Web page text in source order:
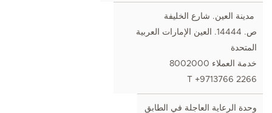
مدينة العين. شارع الخليفة
ص. 14444. العين الإمارات العربية
المتحدة
خدمة العملاء 8002000
T +9713766 2266
وحدة الرعاية العاجلة في الطابق